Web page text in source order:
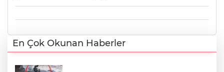
En Çok Okunan Haberler